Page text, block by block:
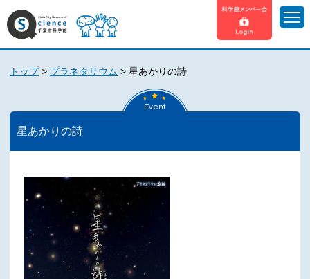
トップ> プラネタリウム > 星あかりの詩
Event
星あかりの詩